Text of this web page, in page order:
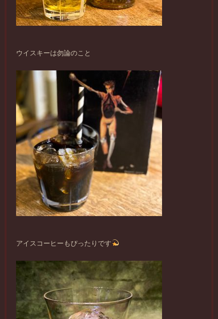
ウイスキーは勿論のこと
アイスコーヒーもぴったりです